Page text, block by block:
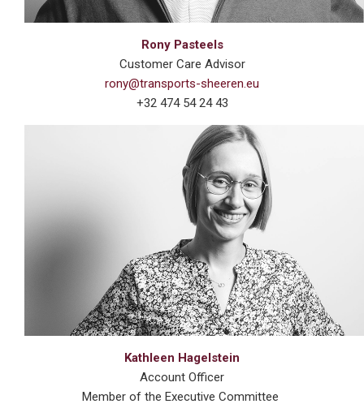
Rony Pasteels
Customer Care Advisor
rony@transports-sheeren.eu
+32 474 54 24 43
Kathleen Hagelstein
Account Officer
Member of the Executive Committee